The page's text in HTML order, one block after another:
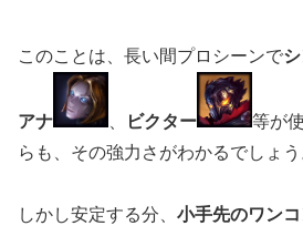
このことは、長い間プロシーンで
アナ ビクター
等が
らも、その強力さがわかるでしょう
しかし安定する分、 小手先のワン